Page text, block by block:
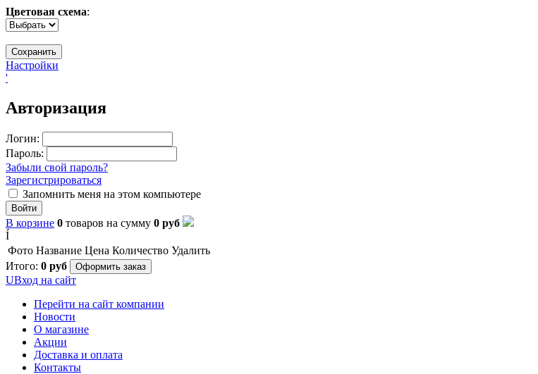
Цветовая схема:
Настройки
'
Авторизация
Логин:
Пароль:
Забыли свой пароль?
Зарегистрироваться
Запомнить меня на этом компьютере
Войти
В корзине 0 товаров на сумму 0 руб
Í
Фото Название Цена Количество Удалить
Итого: 0 руб Оформить заказ
UВход на сайт
Перейти на сайт компании
Новости
О магазине
Акции
Доставка и оплата
Контакты